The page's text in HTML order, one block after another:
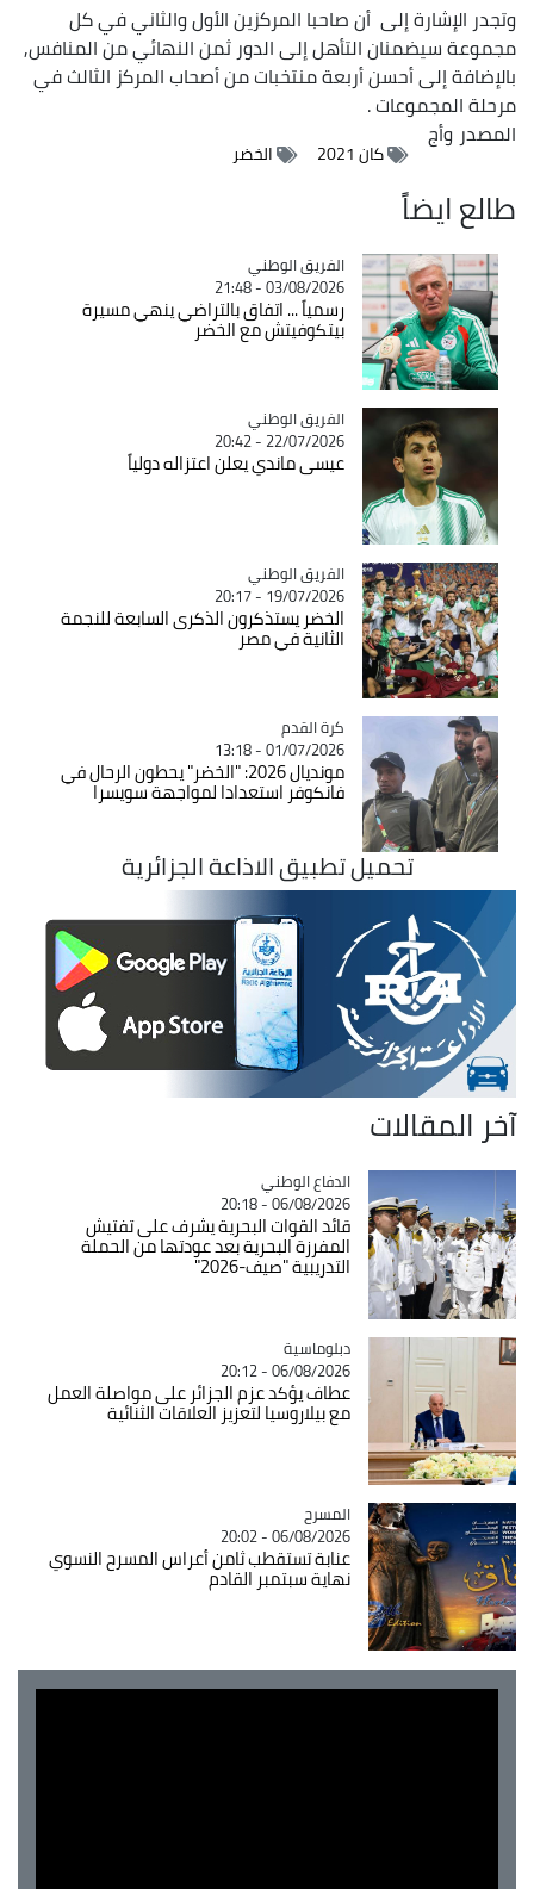
وتجدر الإشارة إلى أن صاحبا المركزين الأول والثاني في كل
مجموعة سيضمنان التأهل إلى الدور ثمن النهائي من المنافس,
بالإضافة إلى أحسن أربعة منتخبات من أصحاب المركز الثالث في
مرحلة المجموعات .
المصدروأج
كان 2021 الخضر
طالع ايضاً
Catégorie
الفريق الوطني
03/08/2026 - 21:48
رسمياً ... اتفاق بالتراضي ينهي مسيرة
بيتكوفيتش مع الخضر
Catégorie
الفريق الوطني
22/07/2026 - 20:42
عيسى ماندي يعلن اعتزاله دولياً
Catégorie
الفريق الوطني
19/07/2026 - 20:17
الخضر يستذكرون الذكرى السابعة للنجمة
الثانية في مصر
Catégorie
كرة القدم
01/07/2026 - 13:18
مونديال 2026: "الخضر" يحطون الرحال في
فانكوفر استعدادا لمواجهة سويسرا
تحميل تطبيق الاذاعة الجزائرية
آخر المقالات
Catégorie
الدفاع الوطني
06/08/2026 - 20:18
قائد القوات البحرية يشرف على تفتيش
المفرزة البحرية بعد عودتها من الحملة
التدريبية "صيف-2026"
Catégorie
دبلوماسية
06/08/2026 - 20:12
عطاف يؤكد عزم الجزائر على مواصلة العمل
مع بيلاروسيا لتعزيز العلاقات الثنائية
Catégorie
المسرح
06/08/2026 - 20:02
عنابة تستقطب ثامن أعراس المسرح النسوي
نهاية سبتمبر القادم